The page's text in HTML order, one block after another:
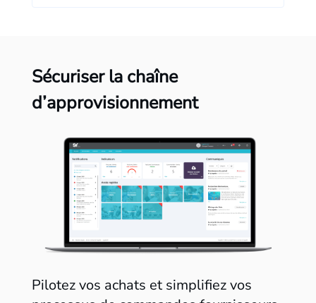
Sécuriser la chaîne
d’approvisionnement
Pilotez vos achats et simplifiez vos